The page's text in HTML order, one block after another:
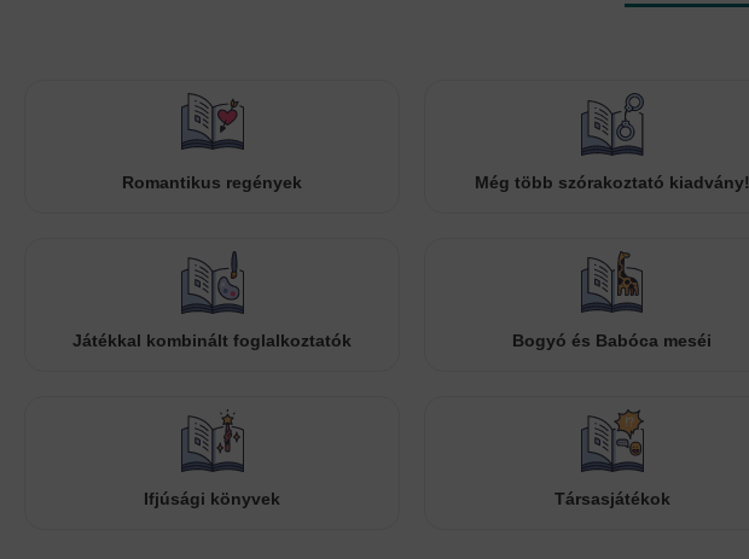
Romantikus regények Még több szórakoztató kiadvány!
Játékkal kombinált foglalkoztatók Bogyó és Babóca meséi
Ifjúsági könyvek Társasjátékok